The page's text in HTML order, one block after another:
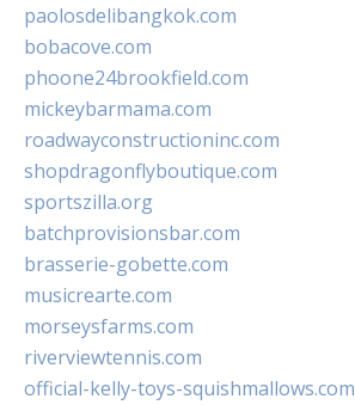
paolosdelibangkok.com
bobacove.com
phoone24brookfield.com
mickeybarmama.com
roadwayconstructioninc.com
shopdragonflyboutique.com
sportszilla.org
batchprovisionsbar.com
brasserie-gobette.com
musicrearte.com
morseysfarms.com
riverviewtennis.com
official-kelly-toys-squishmallows.com